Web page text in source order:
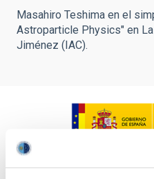
Masahiro Teshima en el
Astroparticle Physics" en
Jiménez (IAC).